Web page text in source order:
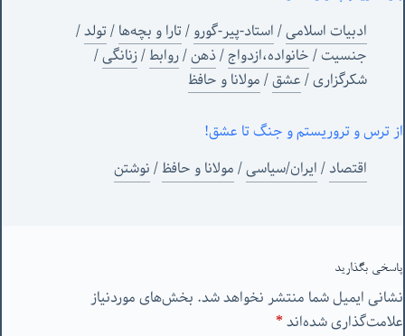
ادبیات اسلامی/استاد-پیر-گورو/تارا و بچه‌ها/تولد/
جنسیت/خانواده،ازدواج/ذهن/روابط/زنانگی/
شکرگزاری/عشق/مولانا و حافظ
از ترس و تروریستم و جنگ تا عشق!
اقتصاد/ایران/سیاسی/مولانا و حافظ/نوشتن
پاسخی بگذارید
نشانی ایمیل شما منتشر نخواهد شد. بخش‌های موردنیاز
علامت‌گذاری شده‌اند*